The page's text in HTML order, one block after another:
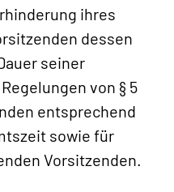
ihres
dessen
seiner
von § 5
entsprechend
sowie für
Vorsitzenden.